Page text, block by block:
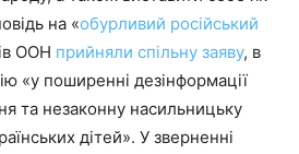
на «обурливий російський
ООН прийняли спільну заяву, в
«у поширенні дезінформації
та незаконну насильницьку
дітей». У зверненні